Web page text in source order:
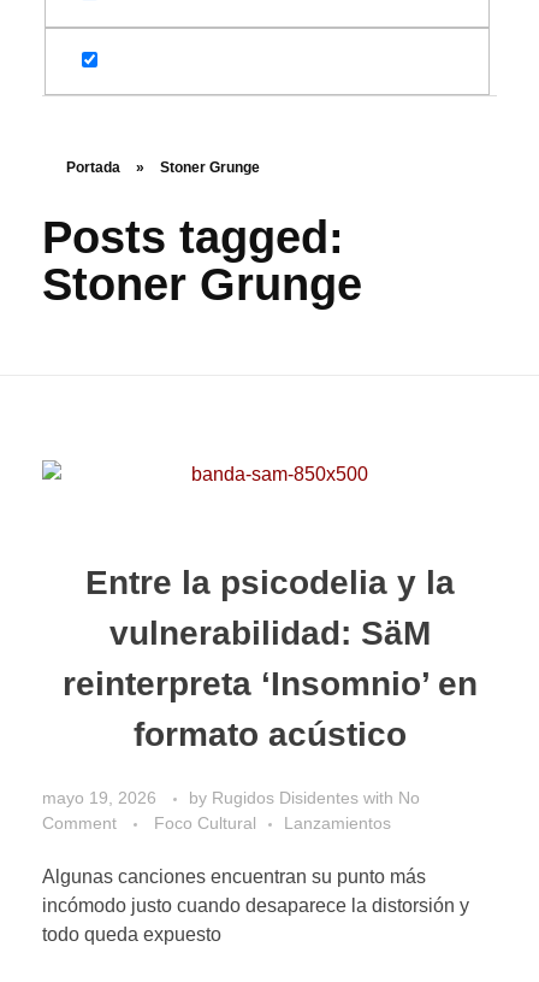
Portada » Stoner Grunge
Posts tagged:
Stoner Grunge
Entre la psicodelia y la
vulnerabilidad: SäM
reinterpreta ‘Insomnio’ en
formato acústico
mayo 19, 2026 by Rugidos Disidentes with No
Comment
Foco Cultural Lanzamientos
Algunas canciones encuentran su punto más
incómodo justo cuando desaparece la distorsión y
todo queda expuesto